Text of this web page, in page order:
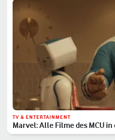
TV & ENTERTAINMENT
Marvel: Alle Filme des MCU
Reihenfolge